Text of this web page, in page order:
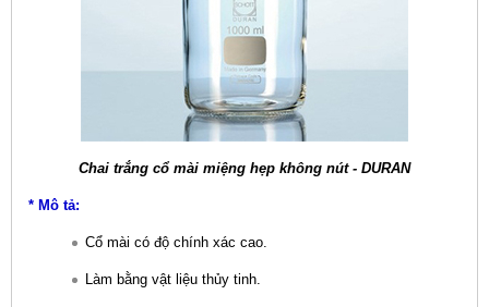
Chai trắng cổ mài miệng hẹp không nút - DURAN
* Mô tả:
Cổ mài có độ chính xác cao.
Làm bằng vật liệu thủy tinh.